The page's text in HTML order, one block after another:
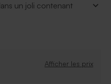
un joli contenant
Afficher les prix